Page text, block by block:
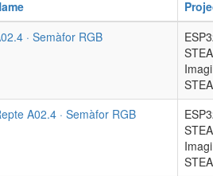
· Semàfor RGB
A02.4 · Semàfor RGB